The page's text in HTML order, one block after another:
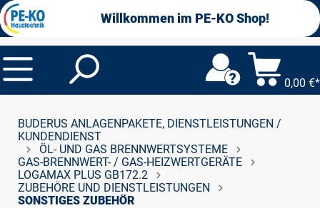
springen Willkommen im PE-KO Shop!
0,00 €*
BUDERUS ANLAGENPAKETE, DIENSTLEISTUNGEN /
KUNDENDIENST
ÖL- UND GAS BRENNWERTSYSTEME
GAS-BRENNWERT- / GAS-HEIZWERTGERÄTE
LOGAMAX PLUS GB172.2
ZUBEHÖRE UND DIENSTLEISTUNGEN
SONSTIGES ZUBEHÖR